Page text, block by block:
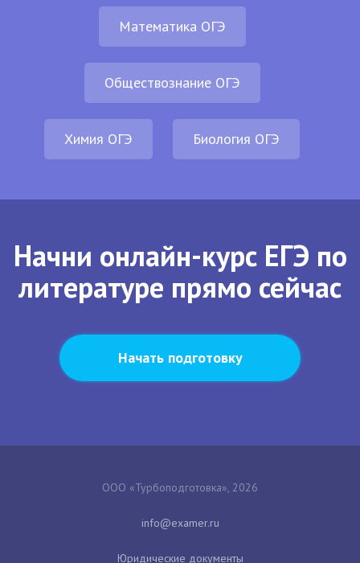
Математика ОГЭ
Обществознание ОГЭ
Химия ОГЭ Биология ОГЭ
Начни онлайн-курс ЕГЭ по
литературе прямо сейчас
Начать подготовку
ООО «Турбоподготовка», 2026
Юридические документы